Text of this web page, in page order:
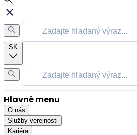
SK
Hlavné menu
O nás
Služby verejnosti
Kariéra